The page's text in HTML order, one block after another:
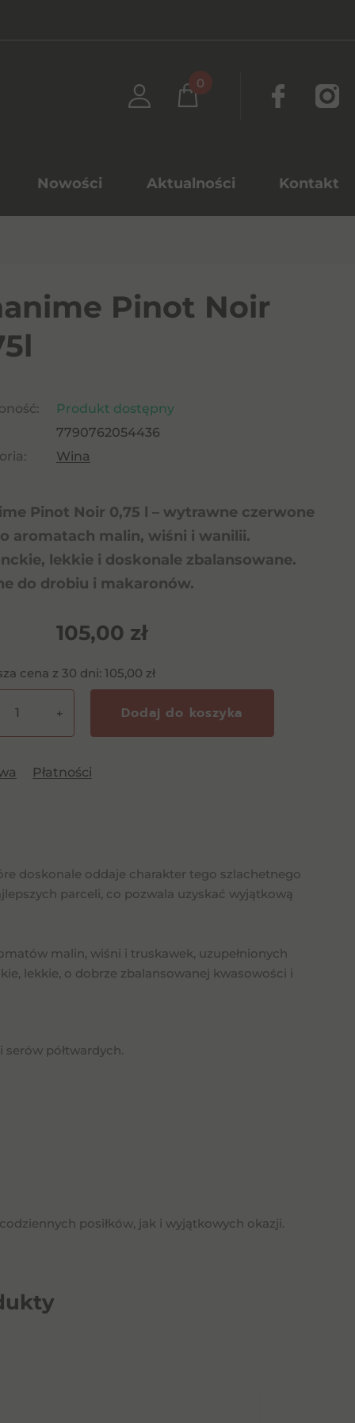
0
Nowości Aktualności Kontakt
Pinot Noir
Produkt dostępny
7790762054436
Wina
Pinot Noir 0,75 l – wytrawne czerwone
aromatach malin, wiśni i wanilii.
lekkie i doskonale zbalansowane.
do drobiu i makaronów.
105,00 zł
cena z 30 dni: 105,00 zł
+ Dodaj do koszyka
Płatności
doskonale oddaje charakter tego szlachetnego
parceli, co pozwala uzyskać wyjątkową
malin, wiśni i truskawek, uzupełnionych
lekkie, o dobrze zbalansowanej kwasowości i
półtwardych.
posiłków, jak i wyjątkowych okazji.